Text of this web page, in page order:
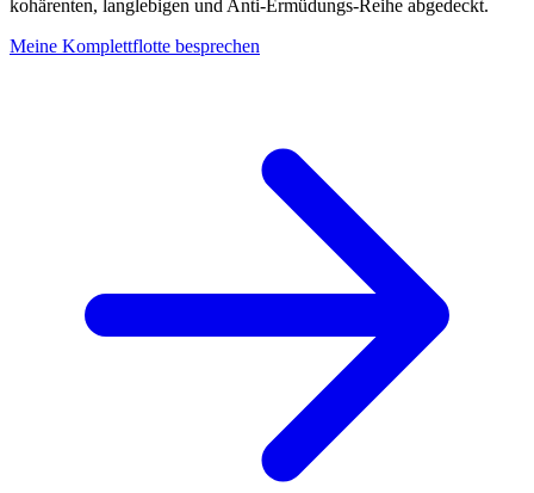
kohärenten, langlebigen und Anti-Ermüdungs-Reihe abgedeckt.
Meine Komplettflotte besprechen